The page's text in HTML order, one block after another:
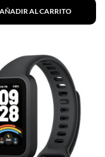
AÑADIR AL CARRITO